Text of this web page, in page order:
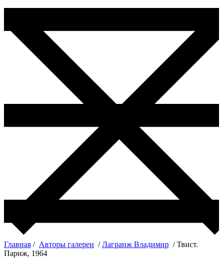
Главная / Авторы галереи /Лагранж Владимир / Твист.
Париж, 1964